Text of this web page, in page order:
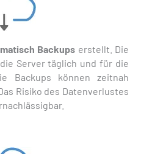
Backups erstellt. Die
Server täglich und für die
Backups können zeitnah
Risiko des Datenverlustes